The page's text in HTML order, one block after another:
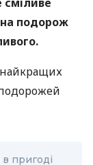
подорож
найкращих
пригоді